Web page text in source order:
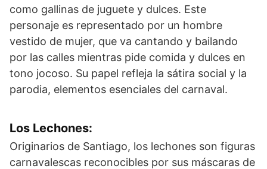
como gallinas de juguete y dulces. Este
personaje es representado por un hombre
vestido de mujer, que va cantando y bailando
por las calles mientras pide comida y dulces en
tono jocoso. Su papel refleja la sátira social y la
parodia, elementos esenciales del carnaval.
Los Lechones:
Originarios de Santiago, los lechones son figuras
carnavalescas reconocibles por sus máscaras de